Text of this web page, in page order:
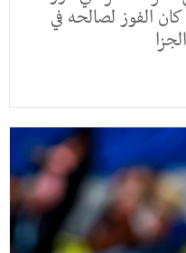
الفوز لصالحه في